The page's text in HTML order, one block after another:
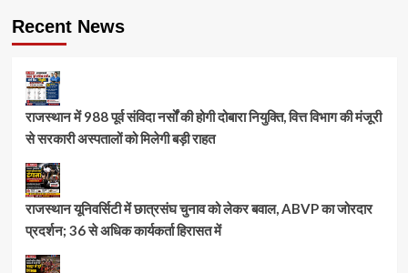
Recent News
राजस्थान में 988 पूर्व संविदा नर्सों की होगी दोबारा नियुक्ति, वित्त विभाग की मंजूरी
से सरकारी अस्पतालों को मिलेगी बड़ी राहत
राजस्थान यूनिवर्सिटी में छात्रसंघ चुनाव को लेकर बवाल, ABVP का जोरदार
प्रदर्शन; 36 से अधिक कार्यकर्ता हिरासत में